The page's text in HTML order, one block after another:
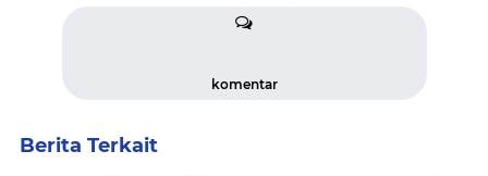
komentar
Berita Terkait